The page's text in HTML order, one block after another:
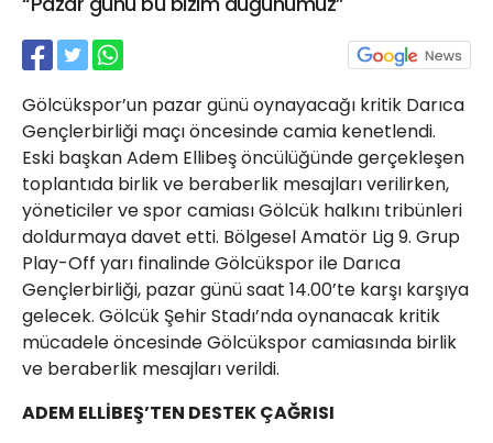
Gölcükspor’un pazar günü oynayacağı kritik Darıca
Gençlerbirliği maçı öncesinde camia kenetlendi.
Eski başkan Adem Ellibeş öncülüğünde gerçekleşen
toplantıda birlik ve beraberlik mesajları verilirken,
yöneticiler ve spor camiası Gölcük halkını tribünleri
doldurmaya davet etti. Bölgesel Amatör Lig 9. Grup
Play-Off yarı finalinde Gölcükspor ile Darıca
Gençlerbirliği, pazar günü saat 14.00’te karşı karşıya
gelecek. Gölcük Şehir Stadı’nda oynanacak kritik
mücadele öncesinde Gölcükspor camiasında birlik
ve beraberlik mesajları verildi.
ADEM ELLİBEŞ’TEN DESTEK ÇAĞRISI
21 Gölcük
02624132333